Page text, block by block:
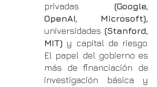
privadas (Google,
OpenAI, Microsoft),
universidades (Stanford,
MIT) y capital de riesgo.
El papel del gobierno es
más de financiación de
investigación básica y